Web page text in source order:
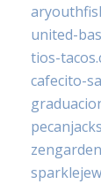
united-
tios-
cafecito-